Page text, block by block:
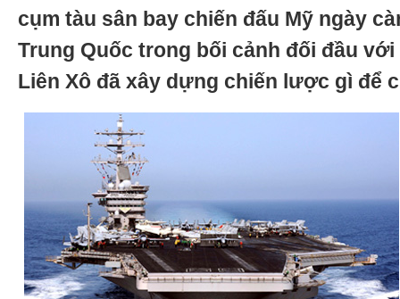
cụm tàu sân bay chiến đấu Mỹ ngày
Trung Quốc trong bối cảnh đối đầu
Liên Xô đã xây dựng chiến lược gì để